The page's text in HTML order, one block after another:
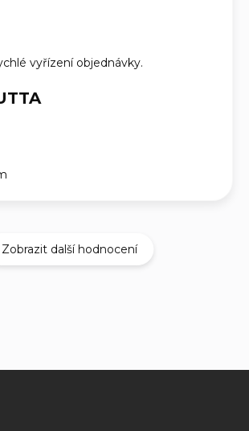
vyřízení objednávky.
Zobrazit další hodnocení